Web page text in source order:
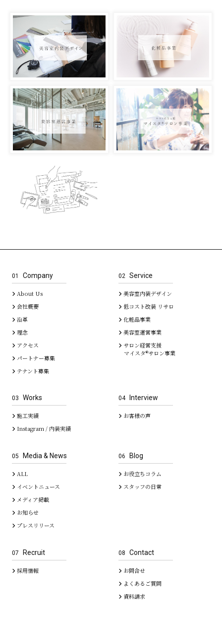
01 Company
About Us
会社概要
沿革
理念
アクセス
パートナー募集
テナント募集
02 Service
美容室内装デザイン
低コスト改装 リサロ
化粧品事業
美容室運営事業
サロン経営支援
マイスタ®サロン事業
03 Works
施工実績
Instagram / 内装実績
04 Interview
お客様の声
05 Media & News
ALL
イベントニュース
メディア掲載
お知らせ
プレスリリース
06 Blog
お役立ちコラム
スタッフの日常
07 Recruit
採用情報
08 Contact
お問合せ
よくあるご質問
資料請求